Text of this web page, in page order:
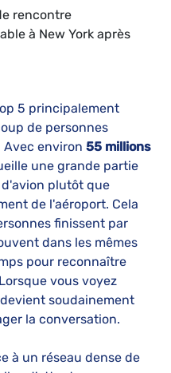
rencontre
à New York après
5 principalement
de personnes
Avec environ 55 millions
une grande partie
plutôt que
de l'aéroport. Cela
finissent par
dans les mêmes
pour reconnaître
vous voyez
soudainement
la conversation.
à un réseau dense de